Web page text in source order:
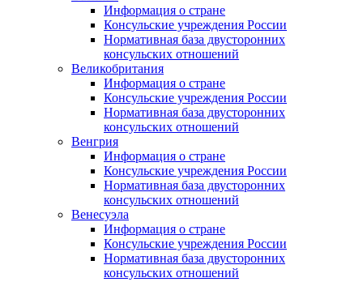
Информация о стране
Консульские учреждения России
Нормативная база двусторонних
консульских отношений
Великобритания
Информация о стране
Консульские учреждения России
Нормативная база двусторонних
консульских отношений
Венгрия
Информация о стране
Консульские учреждения России
Нормативная база двусторонних
консульских отношений
Венесуэла
Информация о стране
Консульские учреждения России
Нормативная база двусторонних
консульских отношений